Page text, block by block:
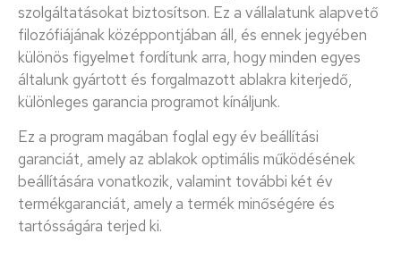
szolgáltatásokat biztosítson. Ez a vállalatunk alapvető
filozófiájának középpontjában áll, és ennek jegyében
különös figyelmet fordítunk arra, hogy minden egyes
általunk gyártott és forgalmazott ablakra kiterjedő,
különleges garancia programot kínáljunk.
Ez a program magában foglal egy év beállítási
garanciát, amely az ablakok optimális működésének
beállítására vonatkozik, valamint további két év
termékgaranciát, amely a termék minőségére és
tartósságára terjed ki.